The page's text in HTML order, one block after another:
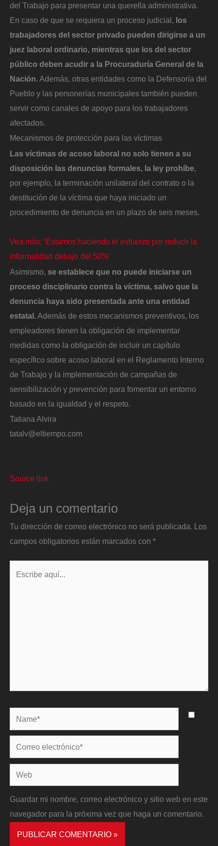
del Trabajo para presentar una querella administrativa.
En caso de que se requiera un proceso judicial, los
trabajadores del sector privado pueden dirigirse a un
juez laboral ordinario, mientras que los del sector
público deben acudir a la Procuraduría General de la
Nación . Además, otras entidades como la Defensoría del
Pueblo y las personerías municipales también pueden
servir como canales de apoyo para los trabajadores
afectados.
Mecanismos de protección para las víctimas
Las víctimas de acoso laboral no solo tienen a su
disposición las denuncias formales, la ley prohíbe,
por ejemplo, la terminación unilateral del contrato o la
destitución de la víctima que haya iniciado un
procedimiento de denuncia en un plazo de seis meses.
Vea más: ‘Estamos haciendo el esfuerzo por reducir la
informalidad debajo del 50%’
Asimismo, se establece que no puede iniciarse un
proceso disciplinario contra la víctima, salvo que la
denuncia haya sido presentada ante una entidad
estatal. Además de estos mecanismos preventivos, los
empleadores tienen la obligación de implementar
medidas como la obligación de incluir un capítulo
específico sobre acoso laboral en el Reglamento Interno
de Trabajo y la implementación de campañas de
sensibilización y prevención para fomentar un entorno
basado en la igualdad y el respeto.
Tatiana Alvira
tatalv@eltiempo.com
Source link
Deja un comentario
Tu dirección de correo electrónico no será publicada.
Los
campos obligatorios están marcados con *
Name*
Correo
electrónico*
Web
Guardar mi nombre, correo electrónico y sitio web en este
navegador para la próxima vez que haga un comentario.